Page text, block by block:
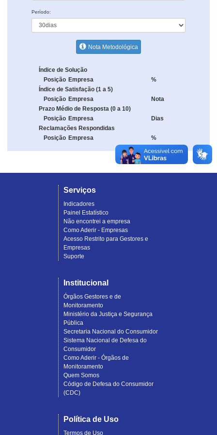
Período:
Nota Metodológica
Índice de Solução
Posição Empresa
%
Índice de Satisfação (1 a 5)
Posição Empresa
Nota
Prazo Médio de Resposta (0 a 10)
Posição Empresa
Dias
Reclamações Respondidas
Posição Empresa %
Serviços
Indicadores
Painel Estatístico
Não encontrei a empresa
Como Aderir - Empresas
Acesso Restrito para Gestores e
Empresas
Suporte
Institucional
Órgãos Gestores e de
Monitoramento
Ministério da Justiça e Segurança
Pública
Secretaria Nacional do Consumidor
Sistema Nacional de Defesa do
Consumidor
Como Aderir - Órgãos de
Monitoramento
Quem Somos
Código de Defesa do Consumidor
(CDC)
Política de Uso
Termos de Uso